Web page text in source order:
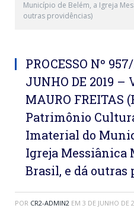
Município de Belém, a Igreja
outras providências)
PROCESSO Nº
JUNHO DE 2019 –
MAURO FREITAS
Patrimônio
Imaterial do
Igreja Messiânica
Brasil, e dá
POR CR2-ADMIN2 EM 3 DE JUNHO DE